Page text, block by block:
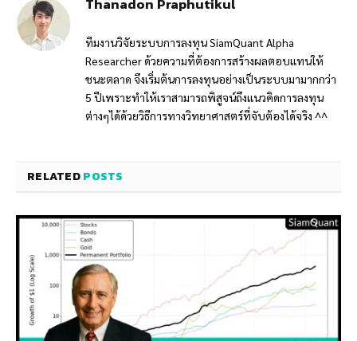
ทีมงานวิจัยระบบการลงทุน SiamQuant Alpha
Researcher ด้วยความที่ต้องการสร้างผลตอบแทนให้
ชนะตลาด จึงเริ่มต้นการลงทุนอย่างเป็นระบบมามากกว่า
5 ปีเพราะทำให้เราสามารถพิสูจน์ถึงแนวคิดการลงทุน
ต่างๆได้ด้วยวิธีการทางวิทยาศาสตร์ที่จับต้องได้จริง ^^
RELATEDPOSTS